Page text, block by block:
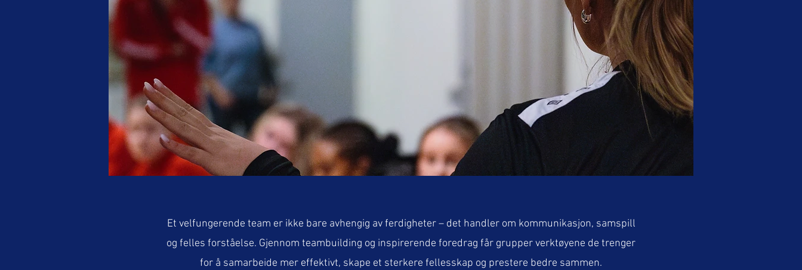
Et velfungerende team er ikke bare avhengig av ferdigheter – det handler om kommunikasjon, samspill
og felles forståelse. Gjennom teambuilding og inspirerende foredrag får grupper verktøyene de trenger
for å samarbeide mer effektivt, skape et sterkere fellesskap og prestere bedre sammen.